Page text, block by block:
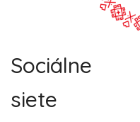
Sociálne
siete